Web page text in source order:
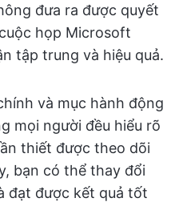
đưa ra được quyết
họp Microsoft
tập trung và hiệu quả.
và mục hành động
mọi người đều hiểu rõ
thiết được theo dõi
bạn có thể thay đổi
đạt được kết quả tốt